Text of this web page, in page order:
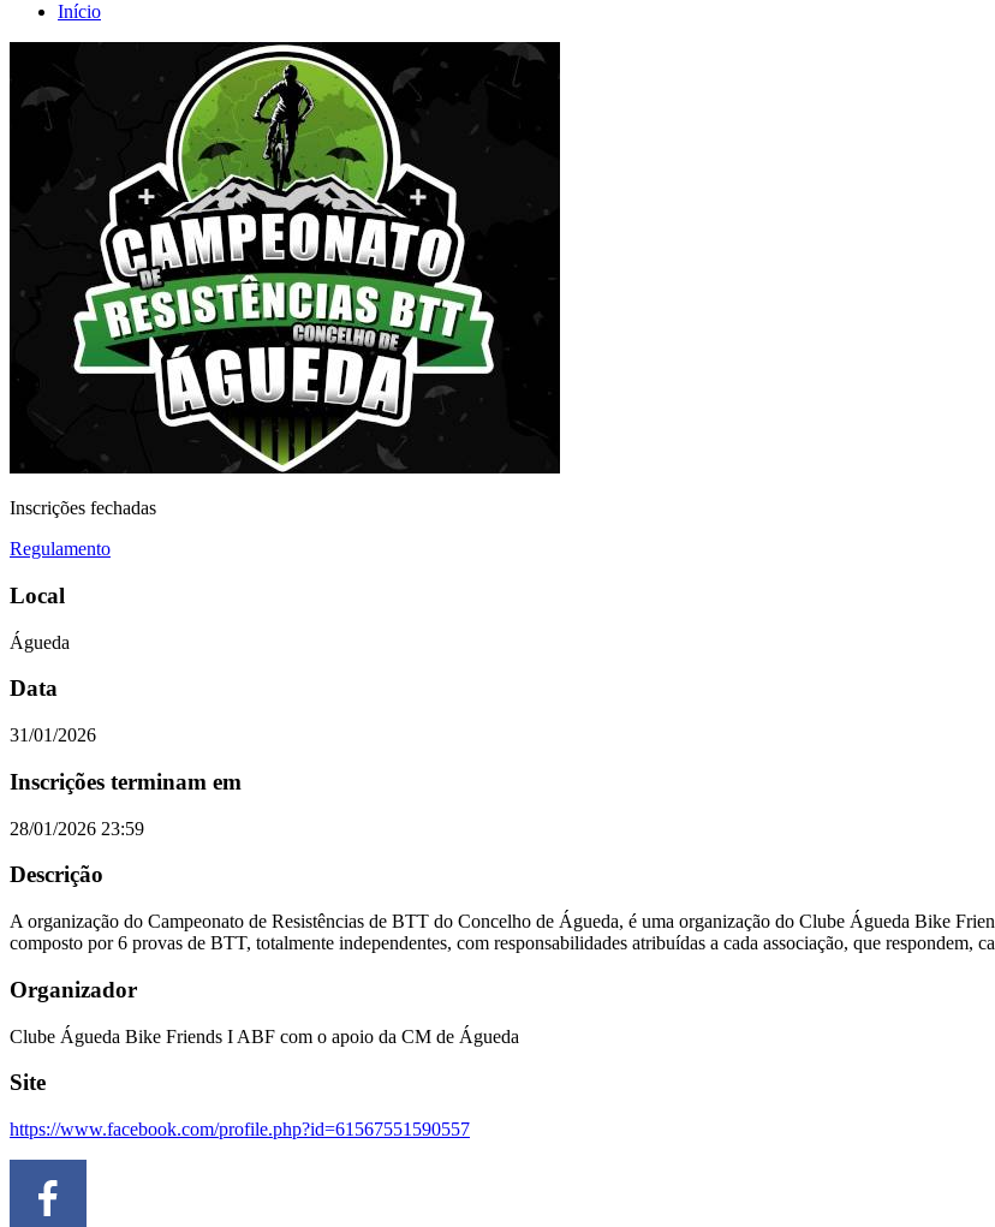
Início
Inscrições fechadas
Regulamento
Local
Águeda
Data
31/01/2026
Inscrições terminam em
28/01/2026 23:59
Descrição
A organização do Campeonato de Resistências de BTT do Concelho de Águeda, é uma organização do Clube Águeda Bike
composto por 6 provas de BTT, totalmente independentes, com responsabilidades atribuídas a cada associação, que respondem,
Organizador
Clube Águeda Bike Friends I ABF com o apoio da CM de Águeda
Site
https://www.facebook.com/profile.php?id=61567551590557